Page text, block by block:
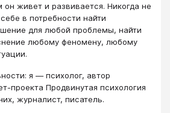
он живет и развивается. Никогда не
в потребности найти
для любой проблемы, найти
любому феномену, любому
я — психолог, автор
проекта Продвинутая психология
журналист, писатель.